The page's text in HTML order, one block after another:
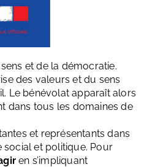
et de la démocratie.
des valeurs et du sens
Le bénévolat apparaît alors
dans tous les domaines de
et représentants dans
social et politique. Pour
en s’impliquant